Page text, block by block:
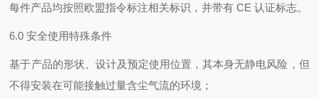
每件产品均按照欧盟指令标注相关标识，并带有 CE 认证标志。
6.0 安全使用特殊条件
基于产品的形状、设计及预定使用位置，其本身无静电风险，但
不得安装在可能接触过量含尘气流的环境；